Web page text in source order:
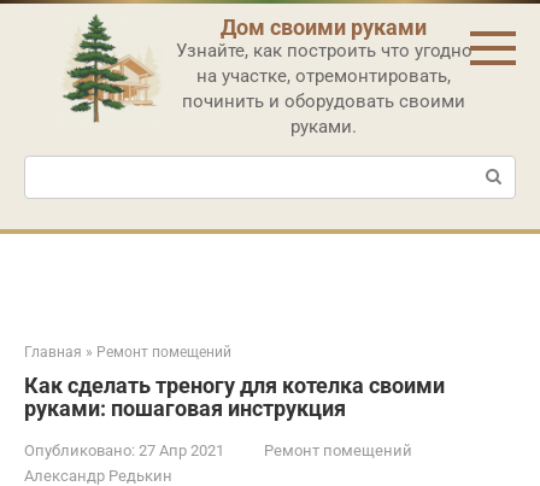
Перейти
контенту
Дом своими руками
Узнайте, как построить что угодно
на участке, отремонтировать,
починить и оборудовать своими
руками.
Поиск:
Главная » Ремонт помещений
Как сделать треногу для котелка своими
руками: пошаговая инструкция
Опубликовано: 27 Апр 2021
Ремонт помещений
Александр Редькин